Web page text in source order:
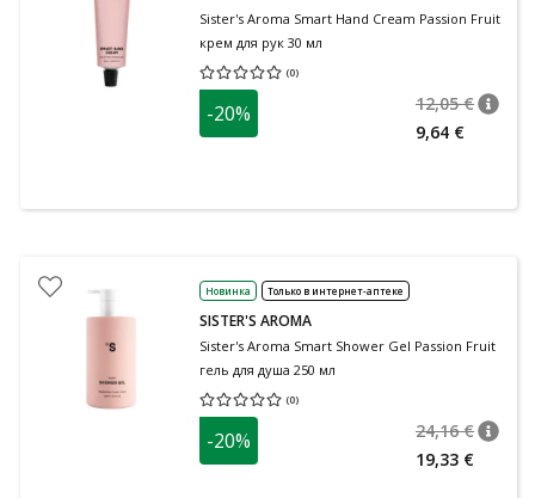
Sister's Aroma Smart Hand Cream Passion Fruit
крем для рук 30 мл
(0)
Средняя оценка 0.00
-20% 12,05 €
9,64 €
Новинка Только в интернет-аптеке
SISTER'S AROMA
Sister's Aroma Smart Shower Gel Passion Fruit
гель для душа 250 мл
(0)
Средняя оценка 0.00
-20% 24,16 €
19,33 €